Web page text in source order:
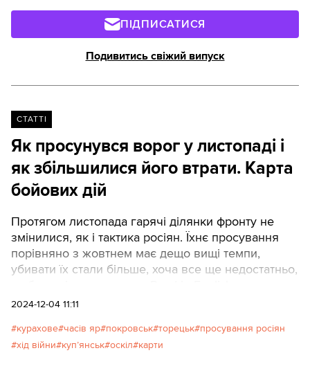
ПІДПИСАТИСЯ
Подивитись свіжий випуск
СТАТТІ
Як просунувся ворог у листопаді і
як збільшилися його втрати. Карта
бойових дій
Протягом листопада гарячі ділянки фронту не
змінилися, як і тактика росіян. Їхнє просування
порівняно з жовтнем має дещо вищі темпи,
убивати їх стали більше, хоча все ще недостатньо,
2024-12-04 11:11
курахове часів яр покровськ торецьк просування росіян
хід війни куп’янськ оскіл карти